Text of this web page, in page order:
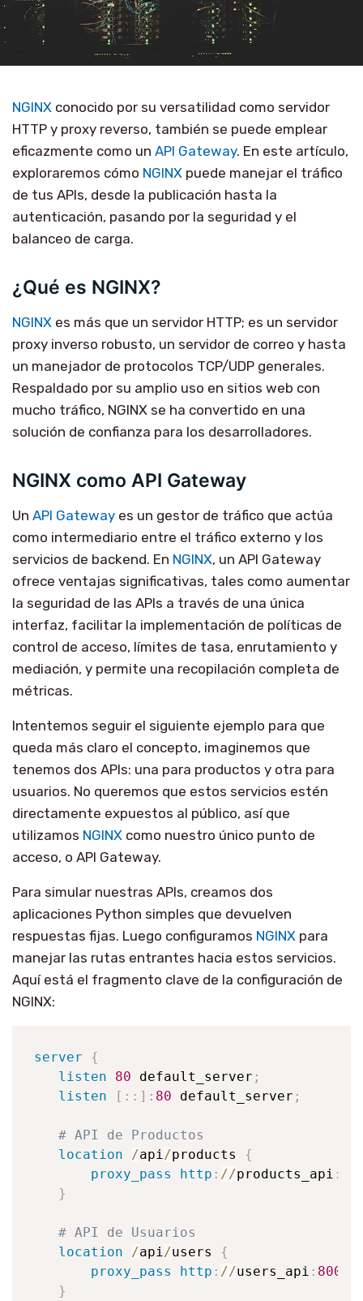
NGINX conocido por su versatilidad como servidor
HTTP y proxy reverso, también se puede emplear
eficazmente como un API Gateway. En este artículo,
exploraremos cómo NGINX puede manejar el tráfico
de tus APIs, desde la publicación hasta la
autenticación, pasando por la seguridad y el
balanceo de carga.
¿Qué es NGINX?
NGINX es más que un servidor HTTP; es un servidor
proxy inverso robusto, un servidor de correo y hasta
un manejador de protocolos TCP/UDP generales.
Respaldado por su amplio uso en sitios web con
mucho tráfico, NGINX se ha convertido en una
solución de confianza para los desarrolladores.
NGINX como API Gateway
Un API Gateway es un gestor de tráfico que actúa
como intermediario entre el tráfico externo y los
servicios de backend. En NGINX, un API Gateway
ofrece ventajas significativas, tales como aumentar
la seguridad de las APIs a través de una única
interfaz, facilitar la implementación de políticas de
control de acceso, límites de tasa, enrutamiento y
mediación, y permite una recopilación completa de
métricas.
Intentemos seguir el siguiente ejemplo para que
queda más claro el concepto, imaginemos que
tenemos dos APIs: una para productos y otra para
usuarios. No queremos que estos servicios estén
directamente expuestos al público, así que
utilizamos NGINX como nuestro único punto de
acceso, o API Gateway.
Para simular nuestras APIs, creamos dos
aplicaciones Python simples que devuelven
respuestas fijas. Luego configuramos NGINX para
manejar las rutas entrantes hacia estos servicios.
Aquí está el fragmento clave de la configuración de
NGINX:
server
{
listen
80 default_server ;
listen
[ : : ] : 80 default_server ;
# API de Productos
location
/api /products {
proxy_pass
http : //products_api :
}
# API de Usuarios
location
/api /users {
proxy_pass
http : //users_api : 8002
}